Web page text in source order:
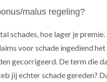
malus regeling?
schades, hoe lager je
voor schade ingediend
gecorrigeerd. De term die
jij echter schade gereden?